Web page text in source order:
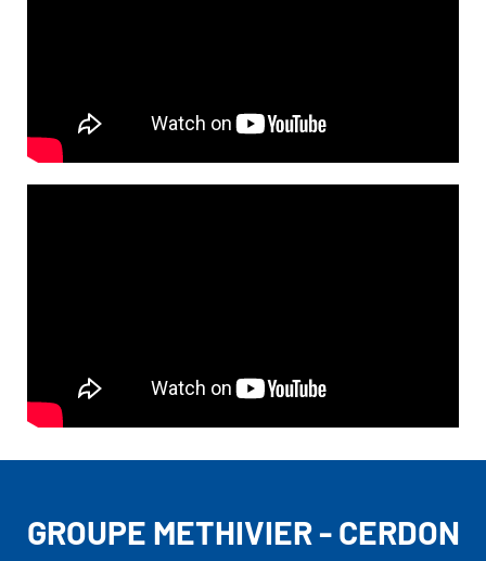
GROUPE METHIVIER - CERDON